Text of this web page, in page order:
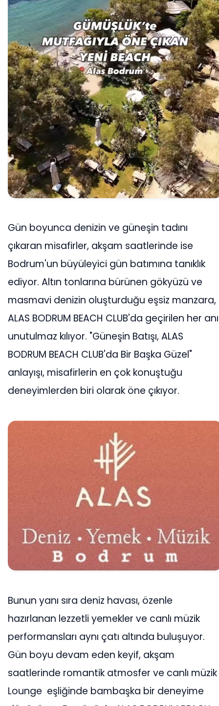
Gün boyunca denizin ve güneşin tadını
çıkaran misafirler, akşam saatlerinde ise
Bodrum'un büyüleyici gün batımına tanıklık
ediyor. Altın tonlarına bürünen gökyüzü ve
masmavi denizin oluşturduğu eşsiz manzara,
ALAS BODRUM BEACH CLUB'da geçirilen her anı
unutulmaz kılıyor. "Güneşin Batışı, ALAS
BODRUM BEACH CLUB'da Bir Başka Güzel"
anlayışı, misafirlerin en çok konuştuğu
deneyimlerden biri olarak öne çıkıyor.
Bunun yanı sıra deniz havası, özenle
hazırlanan lezzetli yemekler ve canlı müzik
performansları aynı çatı altında buluşuyor.
Gün boyu devam eden keyif, akşam
saatlerinde romantik atmosfer ve canlı müzik
Lounge eşliğinde bambaşka bir deneyime